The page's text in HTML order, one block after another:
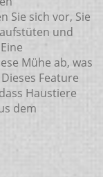
Sie sich vor, Sie
und
Mühe ab, was
Feature
Haustiere
dem